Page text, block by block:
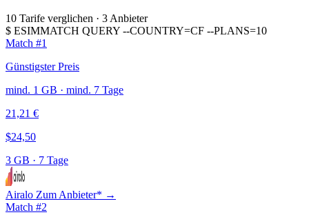
10 Tarife verglichen · 3 Anbieter
$ ESIMMATCH QUERY --COUNTRY=CF --PLANS=10
Match #1
Günstigster Preis
mind. 1 GB · mind. 7 Tage
21,21 €
$24,50
3 GB · 7 Tage
Airalo Zum Anbieter* →
Match #2